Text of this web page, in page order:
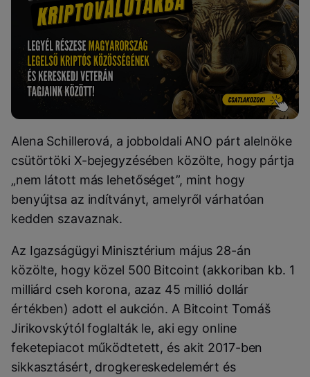
Alena Schillerová, a jobboldali ANO párt alelnöke
csütörtöki X-bejegyzésében közölte, hogy pártja
„nem látott más lehetőséget”, mint hogy
benyújtsa az indítványt, amelyről várhatóan
kedden szavaznak.
Az Igazságügyi Minisztérium május 28-án
közölte, hogy közel 500 Bitcoint (akkoriban kb. 1
milliárd cseh korona, azaz 45 millió dollár
értékben) adott el aukción. A Bitcoint Tomáš
Jirikovskýtól foglalták le, aki egy online
feketepiacot működtetett, és akit 2017-ben
sikkasztásért, drogkereskedelemért és